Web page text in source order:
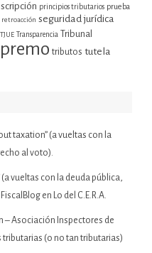
principios tributarios prueba
retroacción seguridad jurídica
TJUE Transparencia Tribunal
tributos tutela
taxation” (a vueltas con la
al voto).
vueltas con la deuda pública,
en Lo del C.E.R.A.
– Asociación Inspectores de
tributarias (o no tan tributarias)